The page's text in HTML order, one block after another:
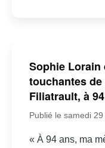
Sophie Lorain
touchantes de
Filiatrault, à
Publié le samedi
« À 94 ans, ma